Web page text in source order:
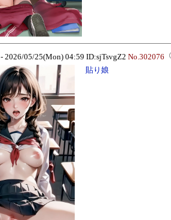
- 2026/05/25(Mon) 04:59 ID:sjTsvgZ2 No.302076
貼り娘